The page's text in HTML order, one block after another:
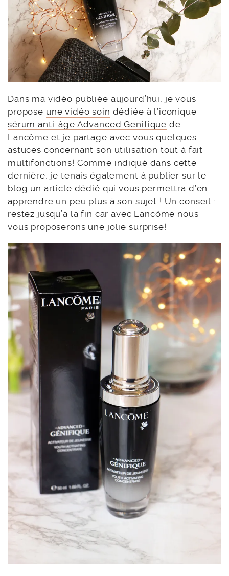
Dans ma vidéo publiée aujourd’hui, je vous
propose une vidéo soin dédiée à l’iconique
sérum anti-âge Advanced Genifique de
Lancôme et je partage avec vous quelques
astuces concernant son utilisation tout à fait
multifonctions! Comme indiqué dans cette
dernière, je tenais également à publier sur le
blog un article dédié qui vous permettra d’en
apprendre un peu plus à son sujet ! Un conseil :
restez jusqu’à la fin car avec Lancôme nous
vous proposerons une jolie surprise!